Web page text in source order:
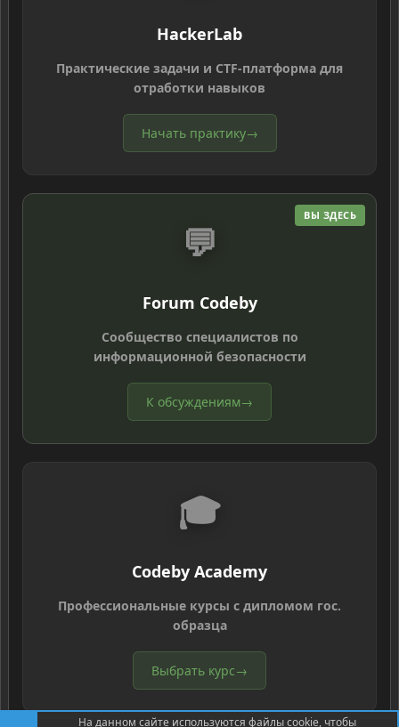
HackerLab
Практические задачи и CTF-платформа для
отработки навыков
Начать практику→
ВЫ ЗДЕСЬ
💬
Forum Codeby
Сообщество специалистов по
информационной безопасности
К обсуждениям→
🎓
Codeby Academy
Профессиональные курсы с дипломом гос.
образца
Выбрать курс→
На данном сайте используются файлы cookie, чтобы